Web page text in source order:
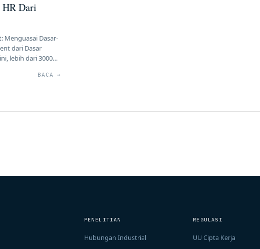
HR Dari
Menguasai Dasar-
dari Dasar
lebih dari 3000
Daya Manusia
BACA →
PENELITIAN
Hubungan Industrial
REGULASI
UU Cipta Kerja